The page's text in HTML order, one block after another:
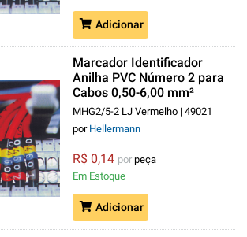
Adicionar
Marcador Identificador
Anilha PVC Número 2 para
Cabos 0,50-6,00 mm²
Vermelho MHG2/5
MHG2/5-2 LJ Vermelho | 49021
por Hellermann
R$ 0,14 por peça
Em Estoque
Adicionar